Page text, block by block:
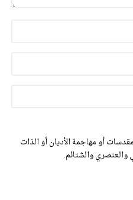
أو مهاجمة الأديان أو الذات
والعنصري والشتائم.